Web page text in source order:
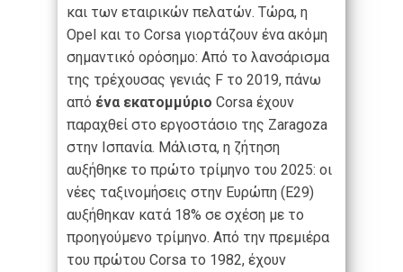
και των εταιρικών πελατών. Τώρα, η
Opel και το Corsa γιορτάζουν ένα ακόμη
σημαντικό ορόσημο: Από το λανσάρισμα
της τρέχουσας γενιάς F το 2019, πάνω
από ένα εκατομμύριο Corsa έχουν
παραχθεί στο εργοστάσιο της Zaragoza
στην Ισπανία. Μάλιστα, η ζήτηση
αυξήθηκε το πρώτο τρίμηνο του 2025: οι
νέες ταξινομήσεις στην Ευρώπη (E29)
αυξήθηκαν κατά 18% σε σχέση με το
προηγούμενο τρίμηνο. Από την πρεμιέρα
του πρώτου Corsa το 1982, έχουν